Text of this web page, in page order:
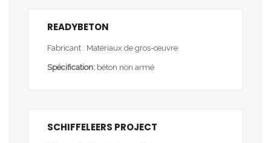
READYBETON
Fabricant : Matériaux de gros-œuvre
Spécification: béton non armé
SCHIFFELEERS PROJECT